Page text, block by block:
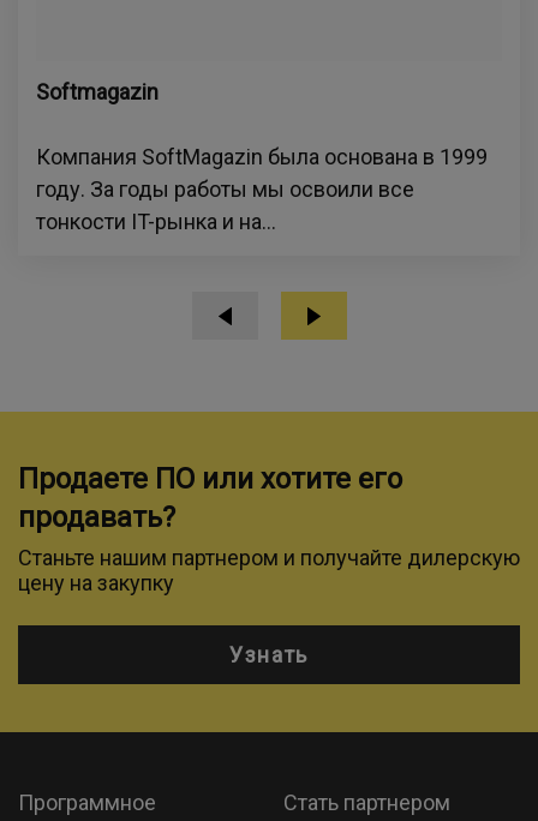
Softmagazin
Компания SoftMagazin была основана в 1999
году. За годы работы мы освоили все
тонкости IT-рынка и на...
Продаете ПО или хотите его
продавать?
Станьте нашим партнером и получайте дилерскую
цену на закупку
Узнать
Программное
Стать партнером